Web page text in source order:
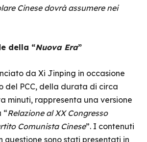
Cinese dovrà assumere nei
della “Nuova Era”
da Xi Jinping in occasione
del PCC, della durata di circa
minuti, rappresenta una versione
“Relazione al XX Congresso
Comunista Cinese”. I contenuti
questione sono stati presentati in